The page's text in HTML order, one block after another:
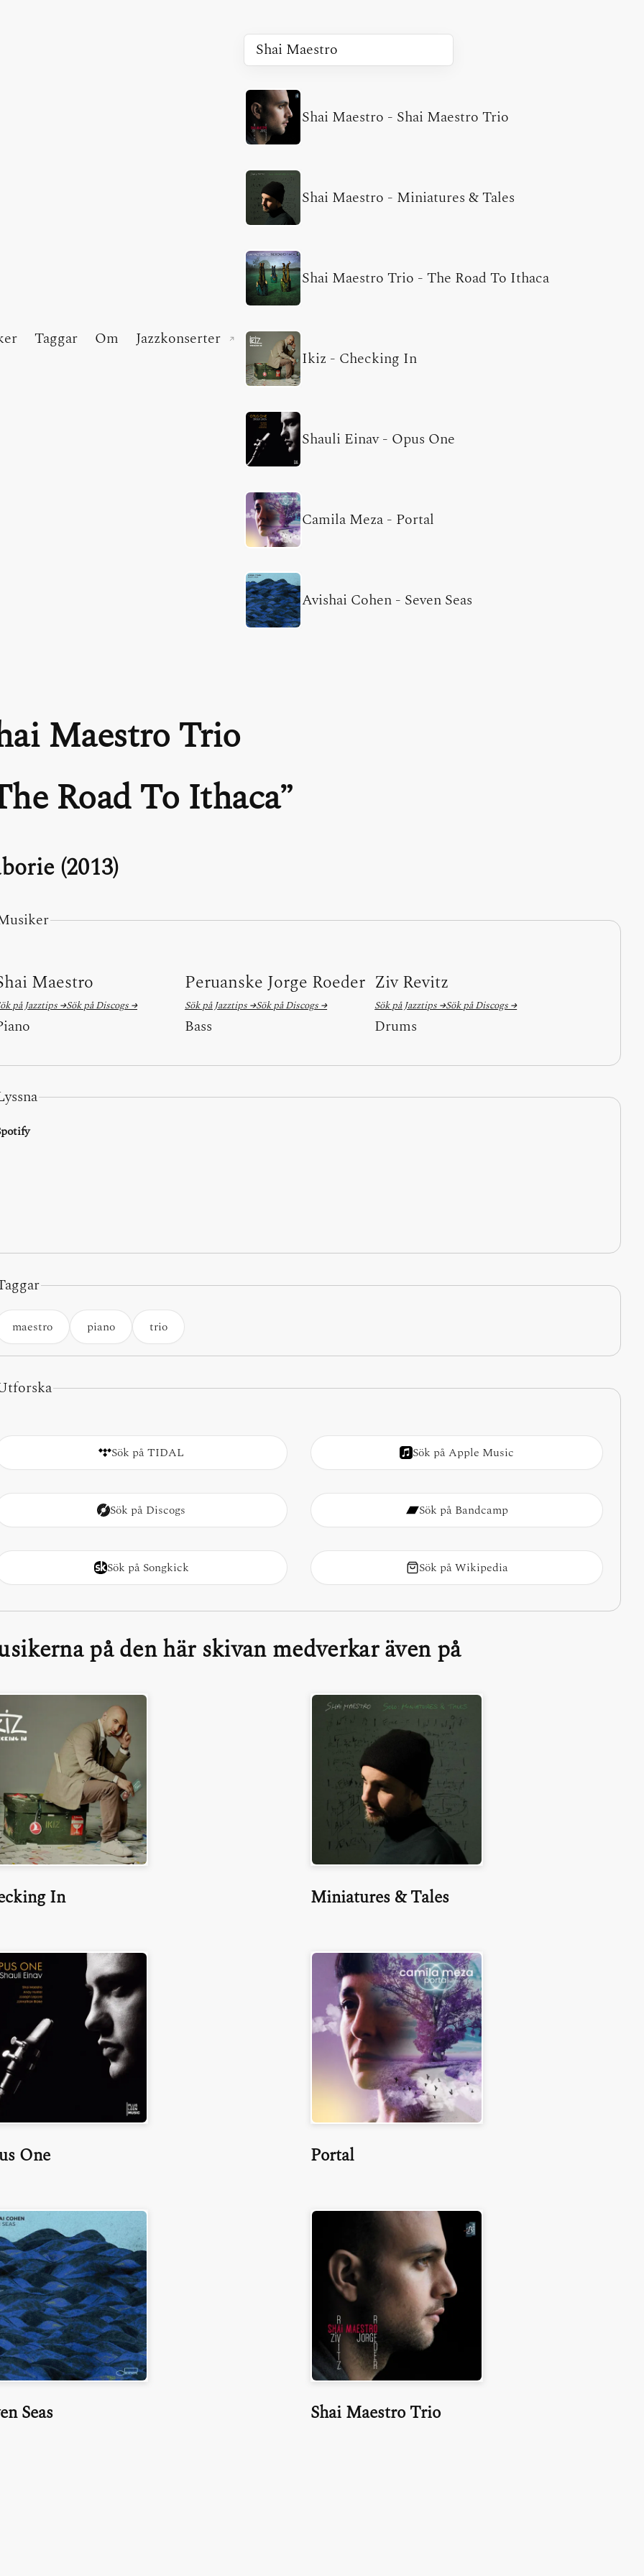
Taggar Om Jazzkonserter (extern länk)
Shai Maestro - Shai Maestro Trio
Shai Maestro - Miniatures & Tales
Shai Maestro Trio - The Road To Ithaca
Ikiz - Checking In
Shauli Einav- Opus One
Camila Meza- Portal
Avishai Cohen- Seven Seas
Maestro Trio
Road To Ithaca
(2013)
Maestro
på Jazztips →Sök på Discogs →
Peruanske Jorge Roeder
Sök på Jazztips →Sök på Discogs →
Bass
Ziv Revitz
Sök på Jazztips →Sök på Discogs →
Drums
maestro piano trio
Sök på TIDAL Sök på Apple Music
Sök på Discogs Sök på Bandcamp
Sök på Songkick Sök på Wikipedia
på den här skivan medverkar även på
In Miniatures & Tales
One Portal
Seas Shai Maestro Trio